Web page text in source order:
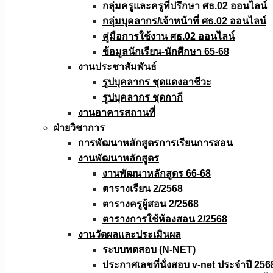
กลุ่มครูและครูที่ปรึกษา ศธ.02 ออนไลน์
กลุ่มบุคลากร/เจ้าหน้าที่ ศธ.02 ออนไลน์
คู่มือการใช้งาน ศธ.02 ออนไลน์
ข้อมูลนักเรียน-นักศึกษา 65-68
งานประชาสัมพันธ์
รูปบุคลากร ชุดแดงอาชีวะ
รูปบุคลากร ชุดกากี
งานอาคารสถานที่
ฝ่ายวิชาการ
การพัฒนาหลักสูตรการเรียนการสอน
งานพัฒนาหลักสูตร
งานพัฒนาหลักสูตร 66-68
ตารางเรียน 2/2568
ตารางครูผู้สอน 2/2568
ตารางการใช้ห้องสอน 2/2568
งานวัดผลเเละประเมินผล
ระบบทดสอบ (N-NET)
ประกาศเลขที่นั่งสอบ v-net ประจำปี